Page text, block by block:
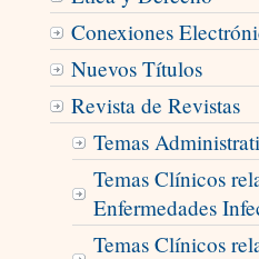
Conexiones
Nuevos Títulos
Revista de Revistas
Temas
Temas Clínicos
Enfermedades
Temas Clínicos